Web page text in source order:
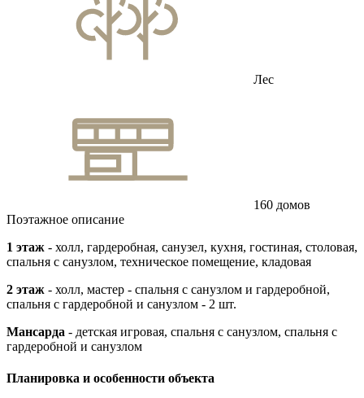
Лес
160 домов
Поэтажное описание
1 этаж - холл, гардеробная, санузел, кухня, гостиная, столовая,
спальня с санузлом, техническое помещение, кладовая
2 этаж - холл, мастер - спальня с санузлом и гардеробной,
спальня с гардеробной и санузлом - 2 шт.
Мансарда - детская игровая, спальня с санузлом, спальня с
гардеробной и санузлом
Планировка и особенности объекта